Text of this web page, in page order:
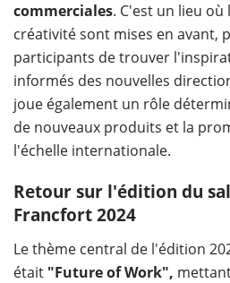
commerciales. C'est un lieu
créativité sont mises en avant,
participants de trouver
informés des nouvelles
joue également un rôle
de nouveaux produits et la
l'échelle internationale.
Retour sur l'édition du
Francfort 2024
Le thème central de l'édition
était "Future of Work",